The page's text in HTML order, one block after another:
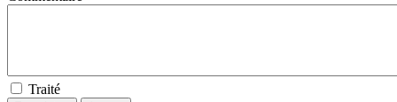
Traité